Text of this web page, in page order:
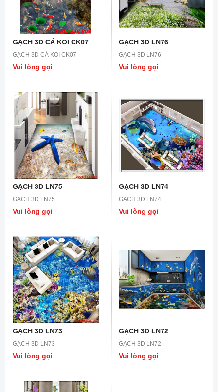
GẠCH 3D CÁ KOI CK07
GẠCH 3D CÁ KOI CK07
Vui lòng gọi
GẠCH 3D LN76
GẠCH 3D LN76
Vui lòng gọi
GẠCH 3D LN75
GẠCH 3D LN75
Vui lòng gọi
GẠCH 3D LN74
GẠCH 3D LN74
Vui lòng gọi
GẠCH 3D LN73
GẠCH 3D LN73
Vui lòng gọi
GẠCH 3D LN72
GẠCH 3D LN72
Vui lòng gọi